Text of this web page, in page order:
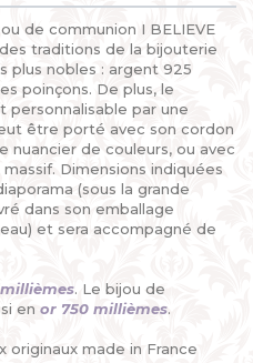
de communion I BELIEVE
traditions de la bijouterie
plus nobles : argent 925
poinçons. De plus, le
personnalisable par une
être porté avec son cordon
nuancier de couleurs, ou avec
Dimensions indiquées
(sous la grande
dans son emballage
et sera accompagné de
. Le bijou de
en or 750 millièmes.
originaux made in France